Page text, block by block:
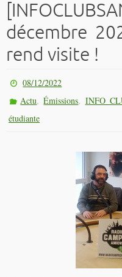
décembre
rend visite !
08/12/2022
Actu,Émissions, INFO
étudiante